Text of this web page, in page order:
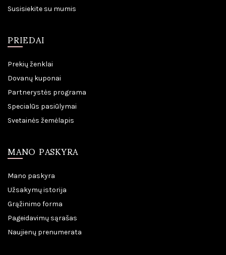
Susisiekite su mumis
PRIEDAI
Prekių ženklai
Dovanų kuponai
Partnerystės programa
Specialūs pasiūlymai
Svetainės žemėlapis
MANO PASKYRA
Mano paskyra
Užsakymų istorija
Grąžinimo forma
Pageidavimų sąrašas
Naujienų prenumerata